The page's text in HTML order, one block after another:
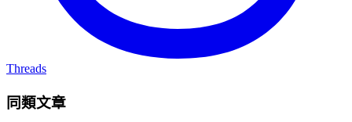
Threads
同類文章